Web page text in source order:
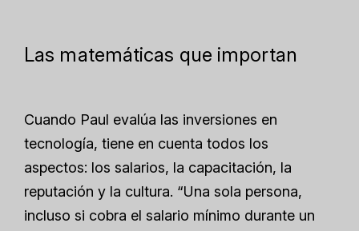
Las matemáticas que importan
Cuando Paul evalúa las inversiones en
tecnología, tiene en cuenta todos los
aspectos: los salarios, la capacitación, la
reputación y la cultura. “Una sola persona,
incluso si cobra el salario mínimo durante un